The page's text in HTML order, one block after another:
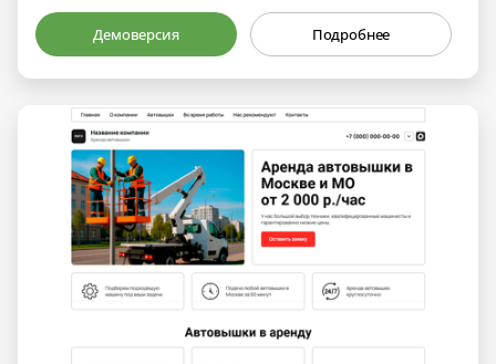
Демоверсия Подробнее